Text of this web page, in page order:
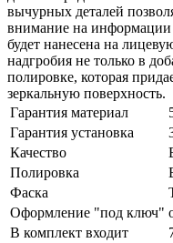
вычурных деталей
внимание на информации
будет нанесена на
надгробия не только в
полировке, которая
зеркальную поверхность.
Гарантия материал
Гарантия установка
Качество
Полировка
Фаска
Оформление "под ключ"
В комплект входит